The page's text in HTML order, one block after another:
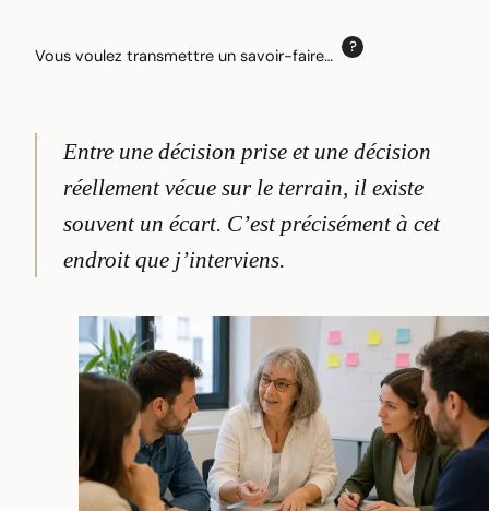
Vous voulez transmettre un savoir-faire…
Entre une décision prise et une décision
réellement vécue sur le terrain, il existe
souvent un écart. C’est précisément à cet
endroit que j’interviens.